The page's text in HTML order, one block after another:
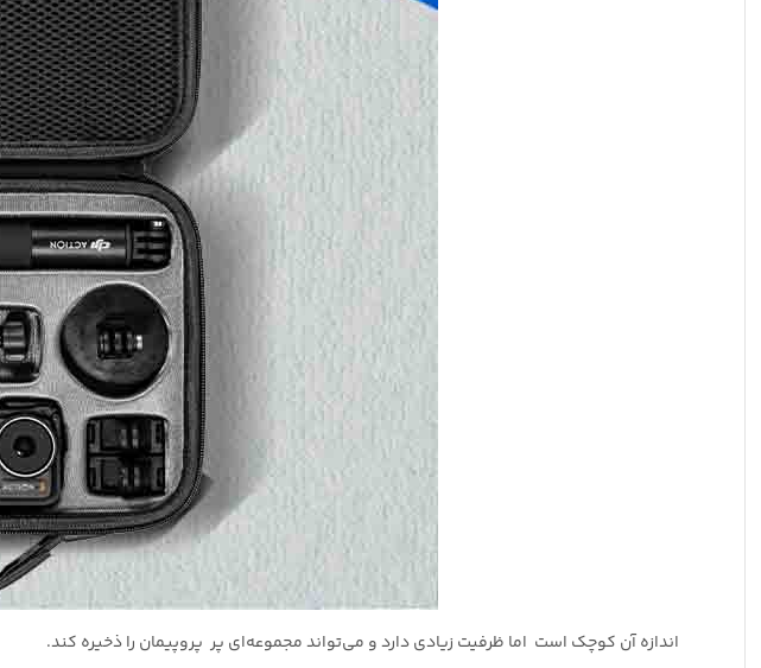
اندازه آن کوچک است اما ظرفیت زیادی دارد و می‌تواند مجموعه‌ای پر پروپیمان را ذخیره کند.